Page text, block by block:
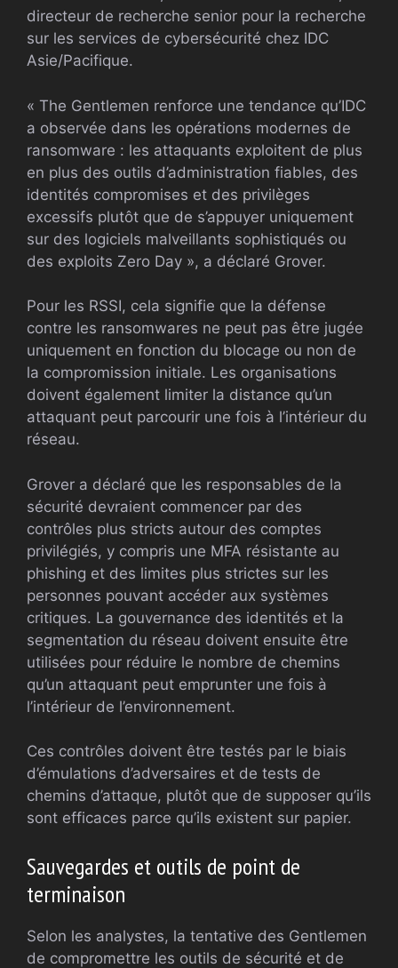
directeur de recherche senior pour la recherche
sur les services de cybersécurité chez IDC
Asie/Pacifique.
« The Gentlemen renforce une tendance qu’IDC
a observée dans les opérations modernes de
ransomware : les attaquants exploitent de plus
en plus des outils d’administration fiables, des
identités compromises et des privilèges
excessifs plutôt que de s’appuyer uniquement
sur des logiciels malveillants sophistiqués ou
des exploits Zero Day », a déclaré Grover.
Pour les RSSI, cela signifie que la défense
contre les ransomwares ne peut pas être jugée
uniquement en fonction du blocage ou non de
la compromission initiale. Les organisations
doivent également limiter la distance qu’un
attaquant peut parcourir une fois à l’intérieur du
réseau.
Grover a déclaré que les responsables de la
sécurité devraient commencer par des
contrôles plus stricts autour des comptes
privilégiés, y compris une MFA résistante au
phishing et des limites plus strictes sur les
personnes pouvant accéder aux systèmes
critiques. La gouvernance des identités et la
segmentation du réseau doivent ensuite être
utilisées pour réduire le nombre de chemins
qu’un attaquant peut emprunter une fois à
l’intérieur de l’environnement.
Ces contrôles doivent être testés par le biais
d’émulations d’adversaires et de tests de
chemins d’attaque, plutôt que de supposer qu’ils
sont efficaces parce qu’ils existent sur papier.
Sauvegardes et outils de point de
terminaison
Selon les analystes, la tentative des Gentlemen
de compromettre les outils de sécurité et de